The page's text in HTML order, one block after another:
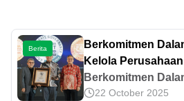
Berita
Berkomitmen
Kelola
Predikat Most
Berkomitmen
Kelola
22 October 2025